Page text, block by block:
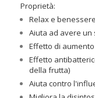
Proprietà:
Relax e
Aiuta ad avere
Effetto di
Effetto
della frutta)
Aiuta contro